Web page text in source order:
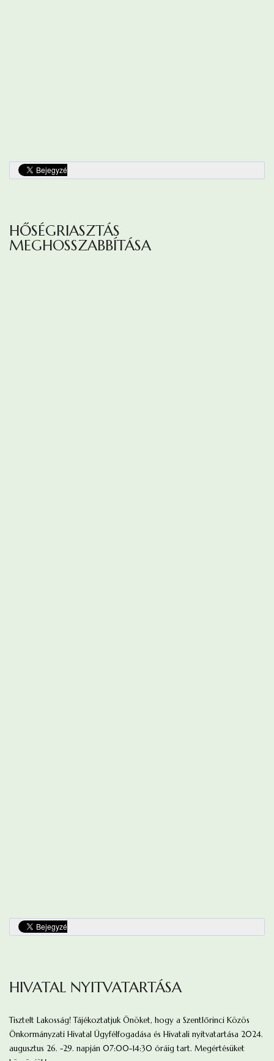
HŐSÉGRIASZTÁS
MEGHOSSZABBÍTÁSA
HIVATAL NYITVATARTÁSA
Tisztelt Lakosság! Tájékoztatjuk Önöket, hogy a Szentlőrinci Közös
Önkormányzati Hivatal Ügyfélfogadása és Hivatali nyitvatartása 2024.
augusztus 26. -29. napján 07:00-14:30 óráig tart. Megértésüket